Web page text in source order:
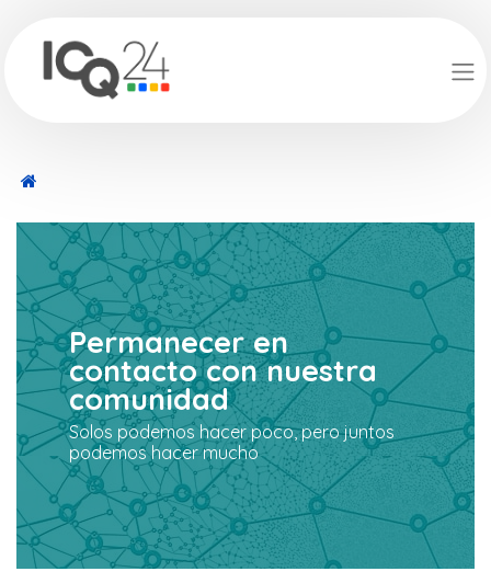
Permanecer en
contacto con nuestra
comunidad
Solos podemos hacer poco, pero juntos
podemos hacer mucho